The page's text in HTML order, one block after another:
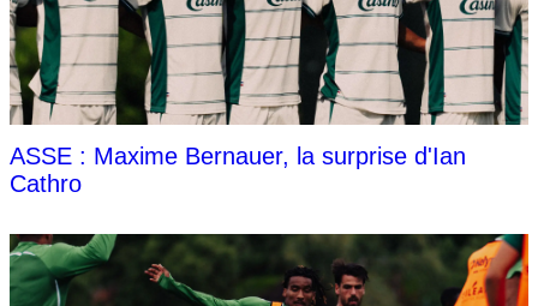
ASSE : Maxime Bernauer, la surprise d'Ian
Cathro